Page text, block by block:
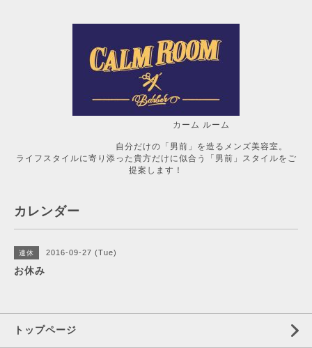
カーム ルーム
自分だけの「男前」を造るメンズ美容室。
ライフスタイルに寄り添った貴方だけに似合う「男前」スタイルをご
提案します！
カレンダー
連休 2016-09-27 (Tue)
お休み
トップページ